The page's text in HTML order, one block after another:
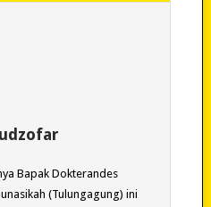
Bapak Dokterandes
(Tulungagung) ini